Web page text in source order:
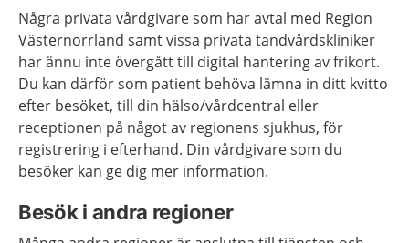
Några privata vårdgivare som har avtal med Region
Västernorrland samt vissa privata tandvårdskliniker
har ännu inte övergått till digital hantering av frikort.
Du kan därför som patient behöva lämna in ditt kvitto
efter besöket, till din hälso/vårdcentral eller
receptionen på något av regionens sjukhus, för
registrering i efterhand. Din vårdgivare som du
besöker kan ge dig mer information.
Besök i andra regioner